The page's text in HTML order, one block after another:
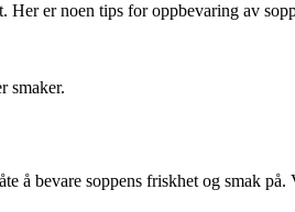
Her er noen tips for oppbevaring av
smaker.
å bevare soppens friskhet og smak